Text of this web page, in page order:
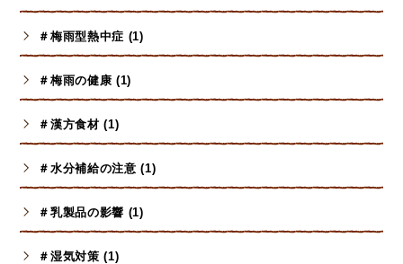
＃梅雨型熱中症 (1)
＃梅雨の健康 (1)
＃漢方食材 (1)
＃水分補給の注意 (1)
＃乳製品の影響 (1)
＃湿気対策 (1)